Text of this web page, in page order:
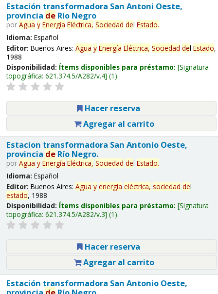
Estación transformadora San Antoni Oeste,
provincia deRío Negro
por Agua y Energía Eléctrica, Sociedad del Estado.
Idioma: Español
Editor: Buenos Aires: Agua y Energía Eléctrica, Sociedad del Estado,
1988
Disponibilidad: Ítems disponibles para préstamo: Signatura
topográfica: 621.374.5/A282/v.4 (1).
Hacer reserva
Agregar al carrito
Estacion transformadora San Antonio Oeste,
provincia deRío Negro.
por Agua y Energía Eléctrica, Sociedad del Estado.
Idioma: Español
Editor: Buenos Aires: Agua y energía eléctrica, sociedad del
estado, 1988
Disponibilidad: Ítems disponibles para préstamo: Signatura
topográfica: 621.374.5/A282/v.3 (1).
Hacer reserva
Agregar al carrito
Estación transformadora San Antonio Oeste,